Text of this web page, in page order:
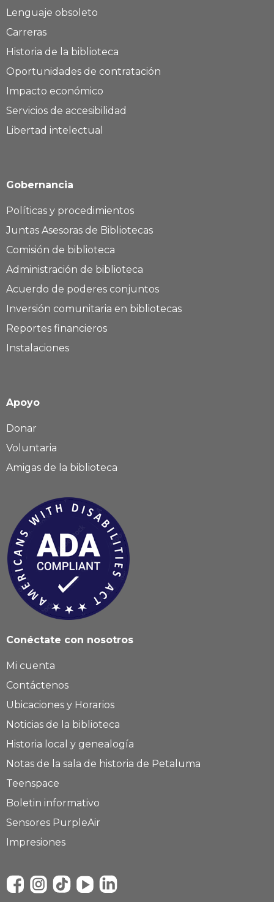
Lenguaje obsoleto
Carreras
Historia de la biblioteca
Oportunidades de contratación
Impacto económico
Servicios de accesibilidad
Libertad intelectual
Gobernancia
Políticas y procedimientos
Juntas Asesoras de Bibliotecas
Comisión de biblioteca
Administración de biblioteca
Acuerdo de poderes conjuntos
Inversión comunitaria en bibliotecas
Reportes financieros
Instalaciones
Apoyo
Donar
Voluntaria
Amigas de la biblioteca
Conéctate con nosotros
Mi cuenta
Contáctenos
Ubicaciones y Horarios
Noticias de la biblioteca
Historia local y genealogía
Notas de la sala de historia de Petaluma
Teenspace
Boletin informativo
Sensores PurpleAir
Impresiones